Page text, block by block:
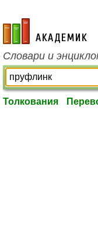
academic.ru
Словари и
Толкования